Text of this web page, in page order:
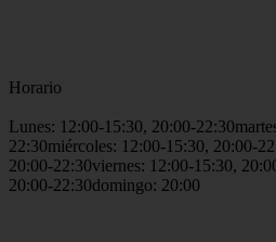
Horario
Lunes: 12:00-15:30, 20:00-
22:30miércoles: 12:00-15:30, 20:00-
20:00-22:30viernes: 12:00-15:30,
20:00-22:30domingo: 20:00